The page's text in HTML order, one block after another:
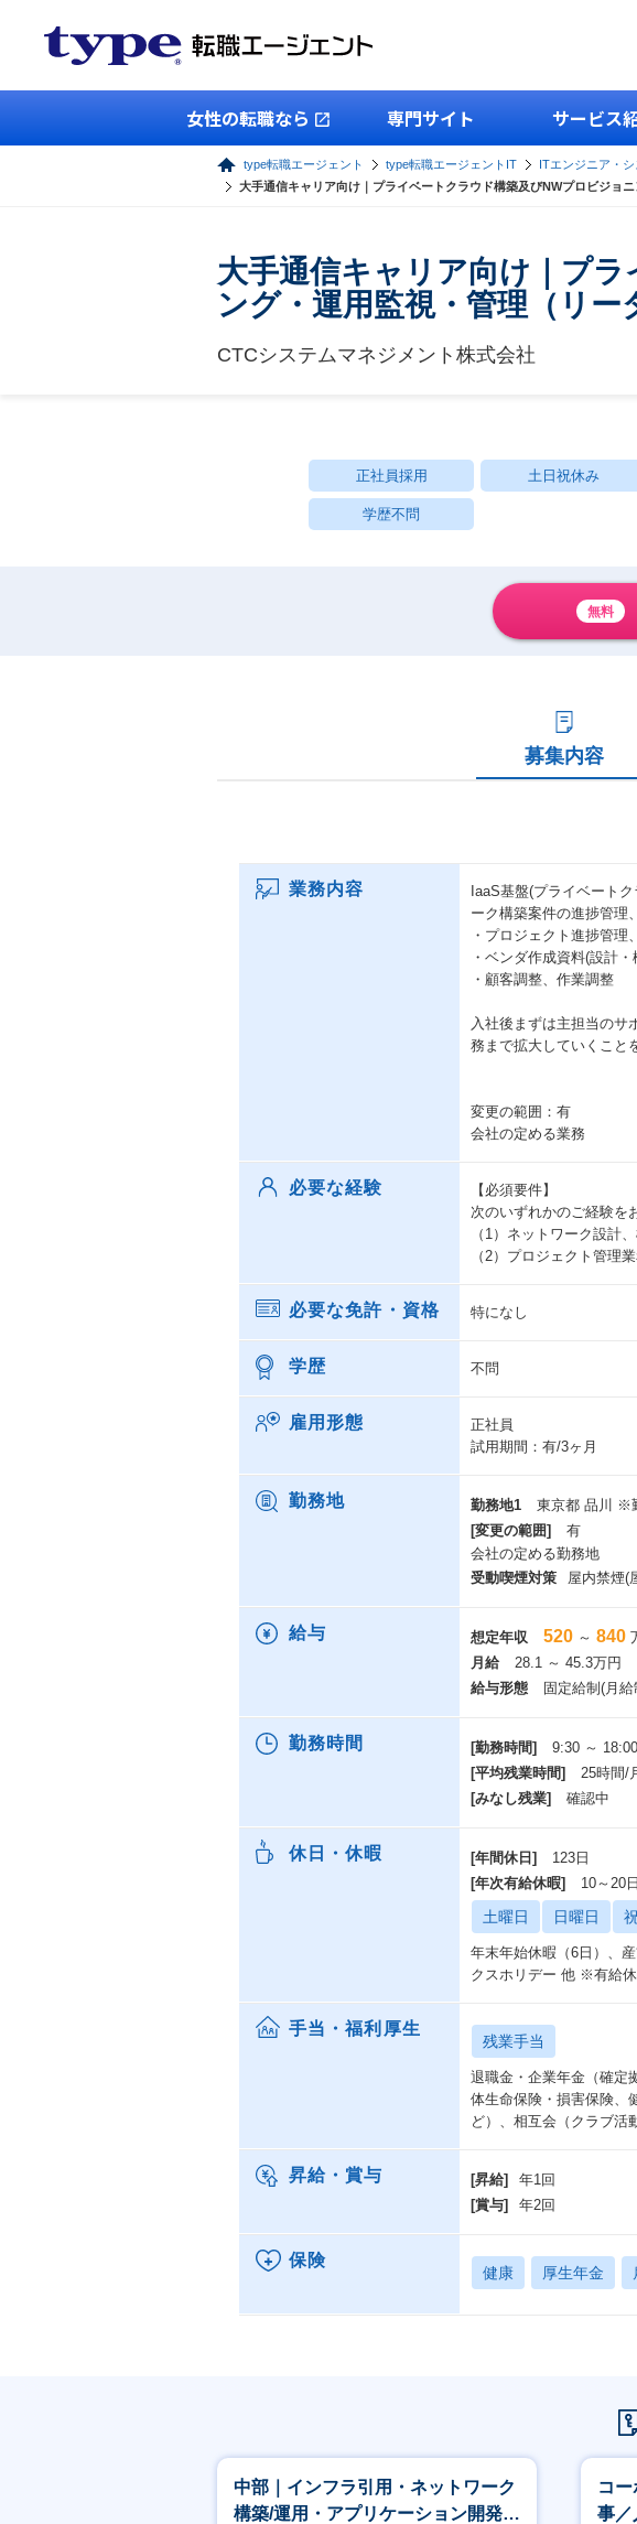
女性の転職なら 専門サイト サービス
type転職エージェント type転職エージェントIT ITエンジニア・
大手通信キャリア向け｜プライベートクラウド構築及びNWプロビジョ
大手通信キャリア向け｜プ
ング・運用監視・管理（リ
CTCシステムマネジメント株式会社
正社員採用 土日祝休み
学歴不問
無料
募集内容
業務内容
IaaS基盤(プライベート
ーク構築案件の進捗管理
・プロジェクト進捗管理
・ベンダ作成資料(設計
・顧客調整、作業調整
入社後まずは主担当のサ
務まで拡大していくこと
変更の範囲：有
会社の定める業務
必要な経験
【必須要件】
次のいずれかのご経験を
（1）ネットワーク設計
（2）プロジェクト管理
必要な免許・資格 特になし
学歴 不問
雇用形態
正社員
試用期間：有/3ヶ月
勤務地 勤務地1
東京都 品川 ※
[変更の範囲]
有
会社の定める勤務地
受動喫煙対策
屋内禁煙(
給与 想定年収 520 ～ 840
月給
28.1 ～ 45.3万円
給与形態
固定給制(月給
勤務時間 [勤務時間]
9:30 ～
[平均残業時間]
25時間/
[みなし残業]
確認中
休日・休暇 [年間休日]
123日
[年次有給休暇]
10～20日
土曜日 日曜日
年末年始休暇（6日）、
クスホリデー 他 ※有給
手当・福利厚生
残業手当
退職金・企業年金（確定
体生命保険・損害保険、
ど）、相互会（クラブ
昇給・賞与 [昇給]
年1回
[賞与]
年2回
保険
健康 厚生年金
中部｜インフラ引用・ネットワーク
構築/運用・アプリケーション開発
コ
事／